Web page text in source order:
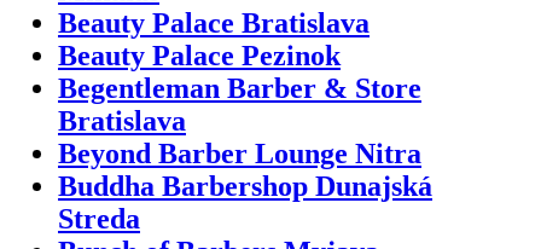
Beauty Palace Bratislava
Beauty Palace Pezinok
Begentleman Barber & Store
Bratislava
Beyond Barber Lounge Nitra
Buddha Barbershop Dunajská
Streda